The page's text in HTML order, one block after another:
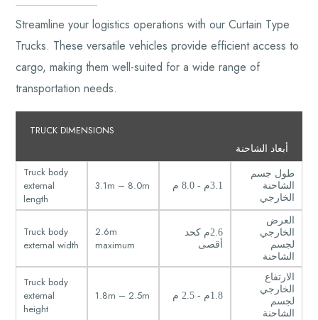
Streamline your logistics operations with our Curtain Type
Trucks. These versatile vehicles provide efficient access to
cargo, making them well-suited for a wide range of
transportation needs.
TRUCK DIMENSIONS
أبعاد الشاحنة
Truck body
external
length
3.1m – 8.0m 3.1م - 8.0 م
طول جسم
الشاحنة
الخارجي
Truck body
external width
2.6m
maximum
2.6م كحد
أقصى
العرض
الخارجي
لجسم
الشاحنة
Truck body
external
height
1.8m – 2.5m 1.8م - 2.5 م
الارتفاع
الخارجي
لجسم
الشاحنة